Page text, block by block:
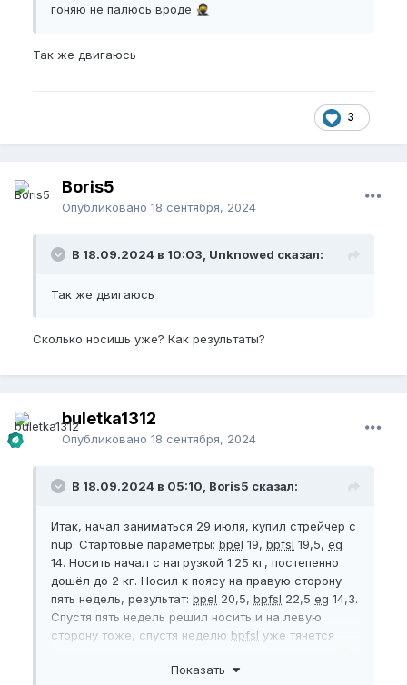
гоняю не палюсь вроде 🥷
Так же двигаюсь
3
Boris5
Опубликовано 18 сентября, 2024
В 18.09.2024 в 10:03, Unknowed сказал:
Так же двигаюсь
Сколько носишь уже? Как результаты?
buletka1312
Опубликовано 18 сентября, 2024
В 18.09.2024 в 05:10, Boris5 сказал:
Итак, начал заниматься 29 июля, купил стрейчер с
nup. Стартовые параметры: bpel 19, bpfsl 19,5, eg
14. Носить начал с нагрузкой 1.25 кг, постепенно
дошёл до 2 кг. Носил к поясу на правую сторону
пять недель, результат: bpel 20,5, bpfsl 22,5 eg 14,3.
Спустя пять недель решил носить и на левую
сторону тоже, спустя неделю bpfsl уже тянется
без изменений, но заметил, что на эрекции
Показать